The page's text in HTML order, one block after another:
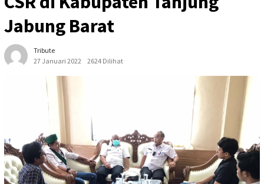
Jabung Barat
Tribute
27 Januari 2022
2624 Dilihat